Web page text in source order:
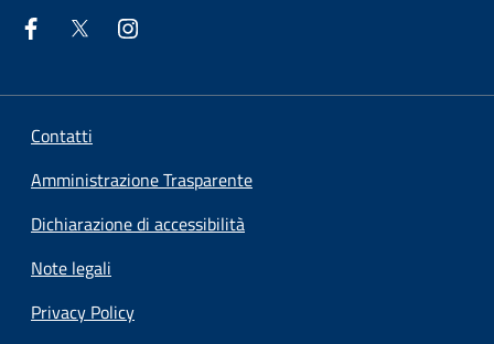
Contatti
Amministrazione Trasparente
Dichiarazione di accessibilità
Note legali
Privacy Policy